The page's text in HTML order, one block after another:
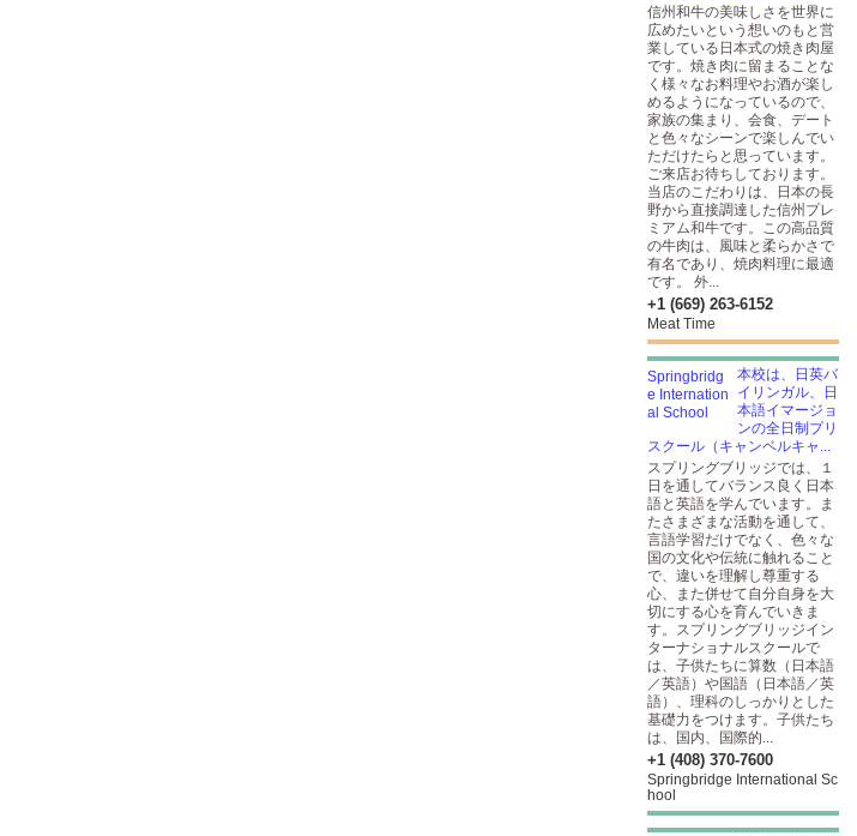
信州和牛の美味しさを世界に
広めたいという想いのもと営
業している日本式の焼き肉屋
です。焼き肉に留まることな
く様々なお料理やお酒が楽し
めるようになっているので、
家族の集まり、会食、デート
と色々なシーンで楽しんでい
ただけたらと思っています。
ご来店お待ちしております。
当店のこだわりは、日本の長
野から直接調達した信州プレ
ミアム和牛です。この高品質
の牛肉は、風味と柔らかさで
有名であり、焼肉料理に最適
です。 外...
+1 (669) 263-6152
Meat Time
本校は、日英バ
イリンガル、日
本語イマージョ
ンの全日制プリ
スクール（キャンベルキャ...
スプリングブリッジでは、１
日を通してバランス良く日本
語と英語を学んでいます。ま
たさまざまな活動を通して、
言語学習だけでなく、色々な
国の文化や伝統に触れること
で、違いを理解し尊重する
心、また併せて自分自身を大
切にする心を育んでいきま
す。スプリングブリッジイン
ターナショナルスクールで
は、子供たちに算数（日本語
／英語）や国語（日本語／英
語）、理科のしっかりとした
基礎力をつけます。子供たち
は、国内、国際的...
+1 (408) 370-7600
Springbridge International Sc
hool